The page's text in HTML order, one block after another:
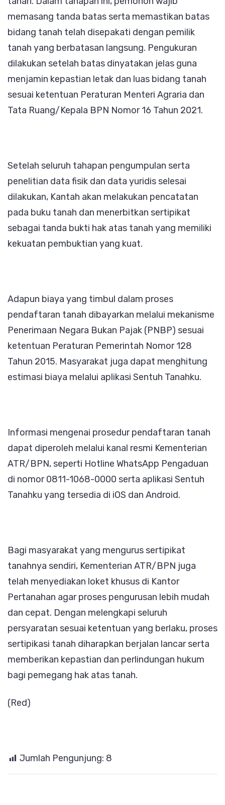
memasang tanda batas serta memastikan batas
bidang tanah telah disepakati dengan pemilik
tanah yang berbatasan langsung. Pengukuran
dilakukan setelah batas dinyatakan jelas guna
menjamin kepastian letak dan luas bidang tanah
sesuai ketentuan Peraturan Menteri Agraria dan
Tata Ruang/Kepala BPN Nomor 16 Tahun 2021.
Setelah seluruh tahapan pengumpulan serta
penelitian data fisik dan data yuridis selesai
dilakukan, Kantah akan melakukan pencatatan
pada buku tanah dan menerbitkan sertipikat
sebagai tanda bukti hak atas tanah yang memiliki
kekuatan pembuktian yang kuat.
Adapun biaya yang timbul dalam proses
pendaftaran tanah dibayarkan melalui mekanisme
Penerimaan Negara Bukan Pajak (PNBP) sesuai
ketentuan Peraturan Pemerintah Nomor 128
Tahun 2015. Masyarakat juga dapat menghitung
estimasi biaya melalui aplikasi Sentuh Tanahku.
Informasi mengenai prosedur pendaftaran tanah
dapat diperoleh melalui kanal resmi Kementerian
ATR/BPN, seperti Hotline WhatsApp Pengaduan
di nomor 0811-1068-0000 serta aplikasi Sentuh
Tanahku yang tersedia di iOS dan Android.
Bagi masyarakat yang mengurus sertipikat
tanahnya sendiri, Kementerian ATR/BPN juga
telah menyediakan loket khusus di Kantor
Pertanahan agar proses pengurusan lebih mudah
dan cepat. Dengan melengkapi seluruh
persyaratan sesuai ketentuan yang berlaku, proses
sertipikasi tanah diharapkan berjalan lancar serta
memberikan kepastian dan perlindungan hukum
bagi pemegang hak atas tanah.
(Red)
Jumlah Pengunjung: 8